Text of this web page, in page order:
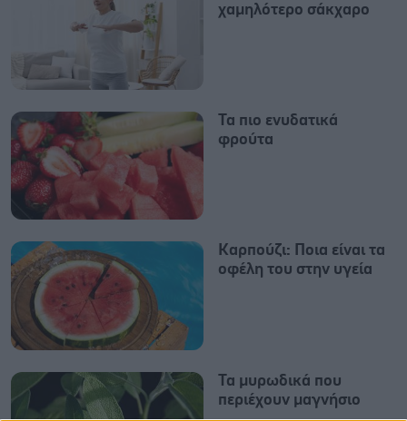
χαμηλότερο σάκχαρο
Τα πιο ενυδατικά
φρούτα
Καρπούζι: Ποια είναι τα
οφέλη του στην υγεία
Τα μυρωδικά που
περιέχουν μαγνήσιο